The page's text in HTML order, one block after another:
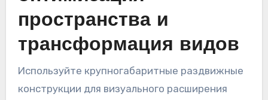
пространства и
трансформация видов
Используйте крупногабаритные раздвижные
конструкции для визуального расширения